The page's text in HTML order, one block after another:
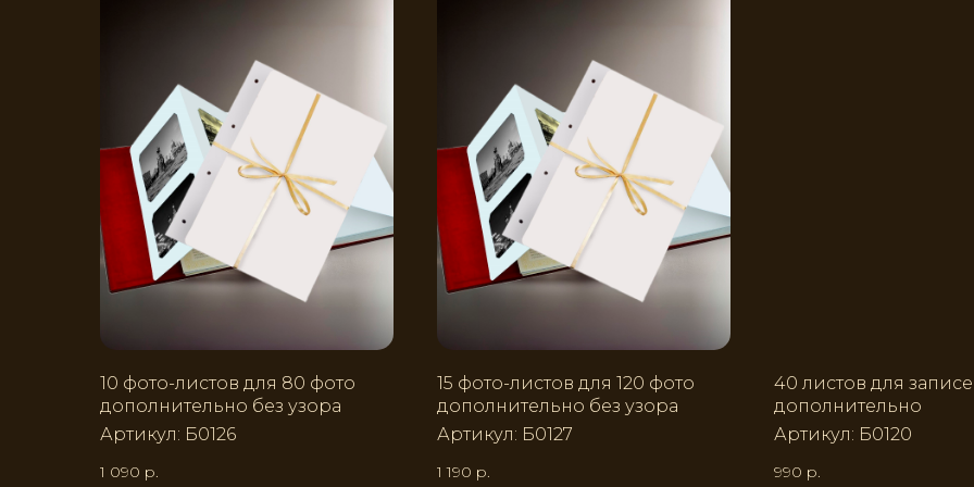
10 фото-листов для 80 фото
дополнительно без узора
Артикул: Б0126
1 090 р.
15 фото-листов для 120 фото
дополнительно без узора
Артикул: Б0127
1 190 р.
40 листов для
дополнительно
Артикул: Б0120
990 р.